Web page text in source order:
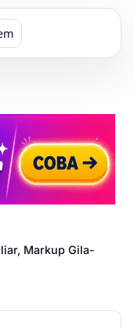
Markup Gila-